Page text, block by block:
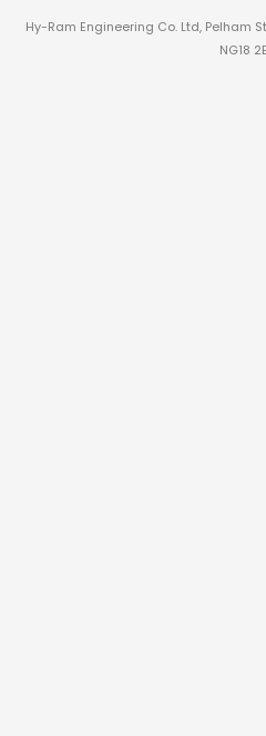
Hy-Ram Engineering Co. Ltd, Pelham
NG18